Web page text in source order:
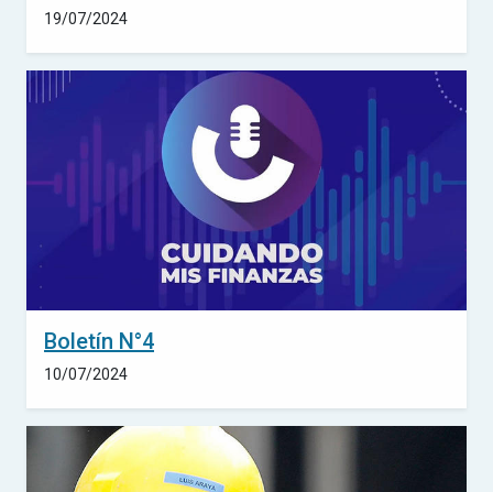
19/07/2024
Boletín N°4
10/07/2024